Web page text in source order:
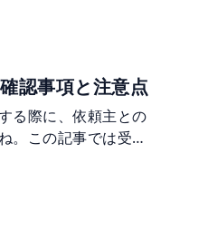
認事項と注意点
る際に、依頼主との
。この記事では受注
時の注意点を解説し